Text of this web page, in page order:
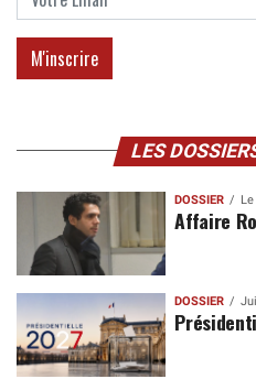
LES
DOSSIER
Affaire
DOSSIER